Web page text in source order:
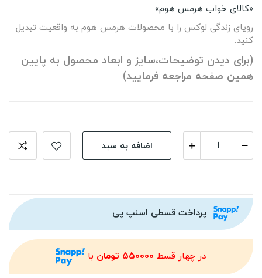
«کالای خواب هرمس هوم»
رویای زندگی لوکس را با محصولات هرمس هوم به واقعیت تبدیل
کنید.
(برای دیدن توضیحات،سایز و ابعاد محصول به پایین
همین صفحه مراجعه فرمایید)
اضافه به سبد
پرداخت قسطی اسنپ پی
در چهار قسط 550000 تومان با